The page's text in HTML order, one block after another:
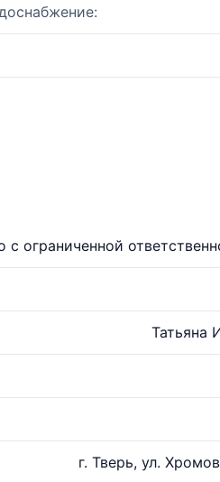
с ограниченной
Татьяна
г. Тверь, ул.